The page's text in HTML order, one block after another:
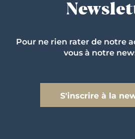
Pour ne rien rater de notre
vous à notre
S'inscrire à la